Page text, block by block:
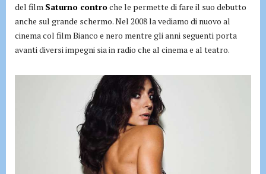
del film Saturno controche le permette di fare il suo debutto
anche sul grande schermo. Nel 2008 la vediamo di nuovo al
cinema col film Bianco e nero mentre gli anni seguenti porta
avanti diversi impegni sia in radio che al cinema e al teatro.